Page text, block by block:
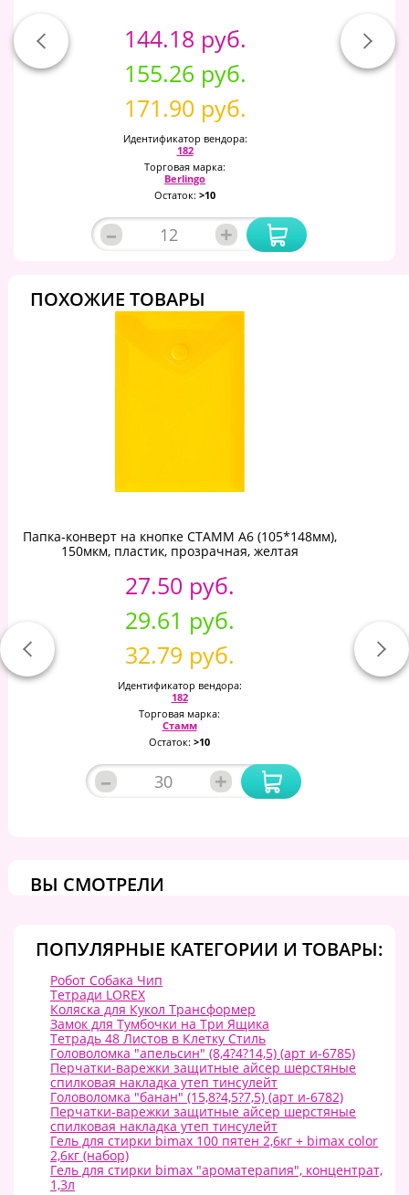
144.18 руб.
155.26 руб.
171.90 руб.
Идентификатор вендора:
182
Торговая марка:
Berlingo
Остаток: >10
– +
ПОХОЖИЕ ТОВАРЫ
Папка-конверт на кнопке СТАММ А6 (105*148мм),
150мкм, пластик, прозрачная, желтая
27.50 руб.
29.61 руб.
32.79 руб.
Идентификатор вендора:
182
Торговая марка:
Стамм
Остаток: >10
– +
ВЫ СМОТРЕЛИ
ПОПУЛЯРНЫЕ КАТЕГОРИИ И ТОВАРЫ:
Робот Собака Чип
Тетради LOREX
Коляска для Кукол Трансформер
Замок для Тумбочки на Три Ящика
Тетрадь 48 Листов в Клетку Стиль
Головоломка "апельсин" (8,4?4?14,5) (арт и-6785)
Перчатки-варежки защитные айсер шерстяные
спилковая накладка утеп тинсулейт
Головоломка "банан" (15,8?4,5?7,5) (арт и-6782)
Перчатки-варежки защитные айсер шерстяные
спилковая накладка утеп тинсулейт
Гель для стирки bimax 100 пятен 2,6кг + bimax color
2,6кг (набор)
Гель для стирки bimax "ароматерапия", концентрат,
1,3л